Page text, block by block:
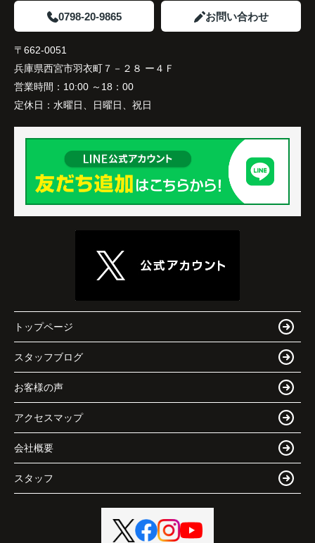
0798-20-9865 お問い合わせ
〒662-0051
兵庫県西宮市羽衣町７－２８ ー４Ｆ
営業時間： 10:00 ～18：00
定休日： 水曜日、日曜日、祝日
トップページ
スタッフブログ
お客様の声
アクセスマップ
会社概要
スタッフ